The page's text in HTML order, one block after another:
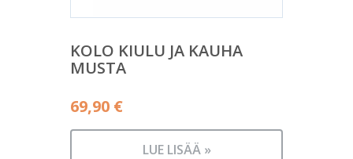
KOLO KIULU JA KAUHA
MUSTA
69,90 €
LUE LISÄÄ »